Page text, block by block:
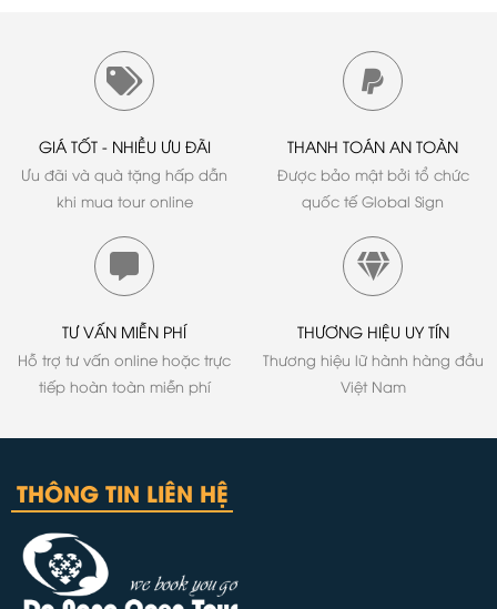
GIÁ TỐT - NHIỀU ƯU ĐÃI
Ưu đãi và quà tặng hấp dẫn
khi mua tour online
THANH TOÁN AN TOÀN
Được bảo mật bởi tổ chức
quốc tế Global Sign
TƯ VẤN MIỄN PHÍ
Hỗ trợ tư vấn online hoặc trực
tiếp hoàn toàn miễn phí
THƯƠNG HIỆU UY TÍN
Thương hiệu lữ hành hàng đầu
Việt Nam
THÔNG TIN LIÊN HỆ